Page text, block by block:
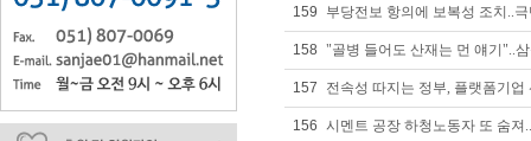
159 부당전보 항의에 보복성 조치..
158 "골병 들어도 산재는 먼 얘기"..
157 전속성 따지는 정부, 플랫폼기
156 시멘트 공장 하청노동자 또 숨져